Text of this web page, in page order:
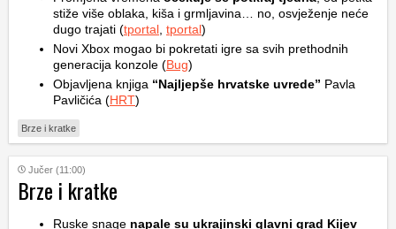
stiže više oblaka, kiša i grmljavina… no, osvježenje neće
dugo trajati (tportal tportal)
Novi Xbox mogao bi pokretati igre sa svih prethodnih
generacija konzole (Bug)
Objavljena knjiga “Najljepše hrvatske uvrede” Pavla
Pavličića (HRT)
Brze i kratke
Jučer (11:00)
Brze i kratke
Ruske snage napale su ukrajinski glavni grad Kijev